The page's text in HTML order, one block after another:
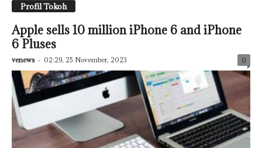
Profil Tokoh
Apple sells 10 million iPhone 6 and iPhone
6 Pluses
venews - 02:29, 25 November, 2023 0